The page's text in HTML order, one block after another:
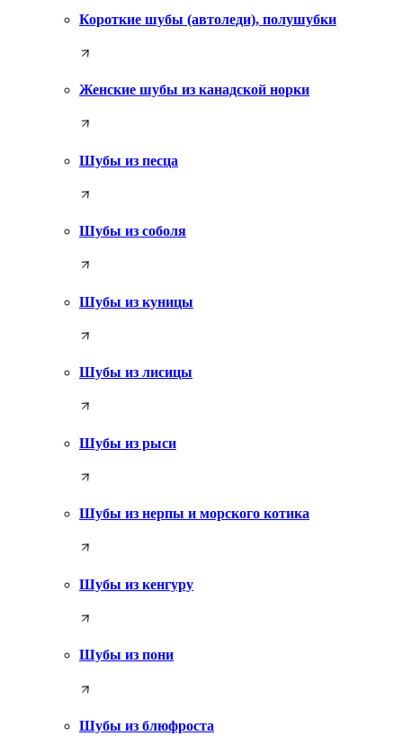
Короткие шубы (автоледи), полушубки
Женские шубы из канадской норки
Шубы из песца
Шубы из соболя
Шубы из куницы
Шубы из лисицы
Шубы из рыси
Шубы из нерпы и морского котика
Шубы из кенгуру
Шубы из пони
Шубы из блюфроста